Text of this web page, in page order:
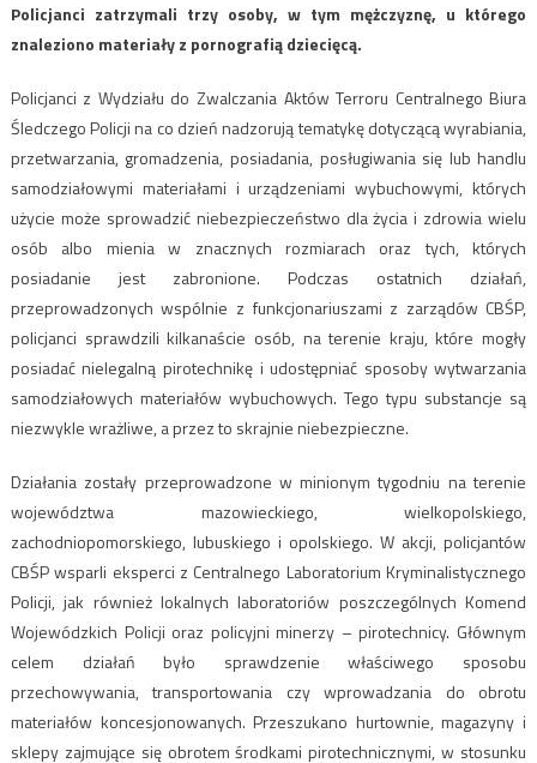
Policjanci zatrzymali trzy osoby, w tym mężczyznę, u którego
znaleziono materiały z pornografią dziecięcą.
Policjanci z Wydziału do Zwalczania Aktów Terroru Centralnego Biura
Śledczego Policji na co dzień nadzorują tematykę dotyczącą wyrabiania,
przetwarzania, gromadzenia, posiadania, posługiwania się lub handlu
samodziałowymi materiałami i urządzeniami wybuchowymi, których
użycie może sprowadzić niebezpieczeństwo dla życia i zdrowia wielu
osób albo mienia w znacznych rozmiarach oraz tych, których
posiadanie jest zabronione. Podczas ostatnich działań,
przeprowadzonych wspólnie z funkcjonariuszami z zarządów CBŚP,
policjanci sprawdzili kilkanaście osób, na terenie kraju, które mogły
posiadać nielegalną pirotechnikę i udostępniać sposoby wytwarzania
samodziałowych materiałów wybuchowych. Tego typu substancje są
niezwykle wrażliwe, a przez to skrajnie niebezpieczne.
Działania zostały przeprowadzone w minionym tygodniu na terenie
województwa mazowieckiego, wielkopolskiego,
zachodniopomorskiego, lubuskiego i opolskiego. W akcji, policjantów
CBŚP wsparli eksperci z Centralnego Laboratorium Kryminalistycznego
Policji, jak również lokalnych laboratoriów poszczególnych Komend
Wojewódzkich Policji oraz policyjni minerzy – pirotechnicy. Głównym
celem działań było sprawdzenie właściwego sposobu
przechowywania, transportowania czy wprowadzania do obrotu
materiałów koncesjonowanych. Przeszukano hurtownie, magazyny i
sklepy zajmujące się obrotem środkami pirotechnicznymi, w stosunku